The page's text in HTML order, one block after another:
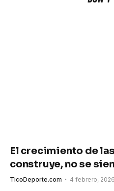
El crecimiento de
construye, no se
TicoDeporte.com 4 febrero, 2026